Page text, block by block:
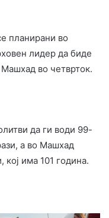
планирани во
лидер да биде
во четврток.
да ги води 99-
а во Машхад
кој има 101 година.